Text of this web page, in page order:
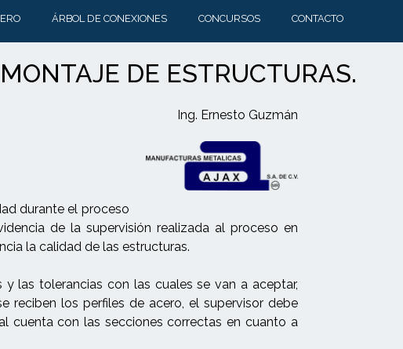
ÁRBOL DE CONEXIONES CONCURSOS CONTACTO
DE ESTRUCTURAS.
Ing. Ernesto Guzmán
durante el proceso
de la supervisión realizada al proceso en
la calidad de las estructuras.
las tolerancias con las cuales se van a aceptar,
reciben los perfiles de acero, el supervisor debe
cuenta con las secciones correctas en cuanto a